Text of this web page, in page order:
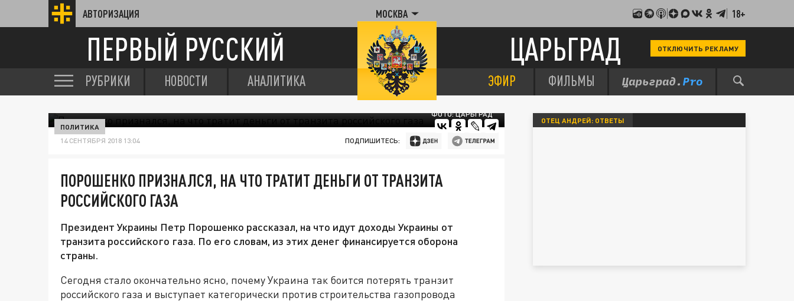
АВТОРИЗАЦИЯ МОСКВА 18+
ПЕРВЫЙ РУССКИЙ ЦАРЬГРАД ОТКЛЮЧИТЬ РЕКЛАМУ
РУБРИКИ НОВОСТИ АНАЛИТИКА ЭФИР ФИЛЬМЫ
ФОТО: ЦАРЬГРАД
ПОЛИТИКА
14 СЕНТЯБРЯ 2018 13:04 ПОДПИШИТЕСЬ:
ПОРОШЕНКО ПРИЗНАЛСЯ, НА ЧТО ТРАТИТ ДЕНЬГИ ОТ ТРАНЗИТА
РОССИЙСКОГО ГАЗА
Президент Украины Петр Порошенко рассказал, на что идут доходы Украины от
транзита российского газа. По его словам, из этих денег финансируется оборона
страны.
Сегодня стало окончательно ясно, почему Украина так боится потерять транзит
российского газа и выступает категорически против строительства газопровода
ОТЕЦ АНДРЕЙ: ОТВЕТЫ